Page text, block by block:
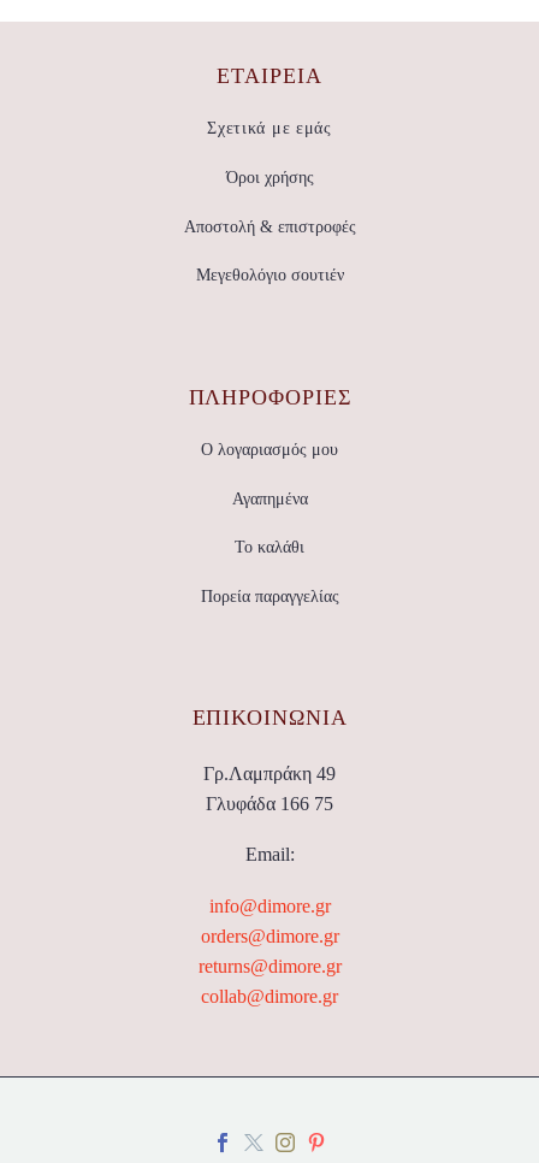
ΕΤΑΙΡΕΊΑ
Σχετικά με εμάς
Όροι χρήσης
Αποστολή & επιστροφές
Μεγεθολόγιο σουτιέν
ΠΛΗΡΟΦΟΡΙΕΣ
Ο λογαριασμός μου
Αγαπημένα
Το καλάθι
Πορεία παραγγελίας
ΕΠΙΚΟΙΝΩΝΊΑ
Γρ.Λαμπράκη 49
Γλυφάδα 166 75
Email:
info@dimore.gr
orders@dimore.gr
returns@dimore.gr
collab@dimore.gr